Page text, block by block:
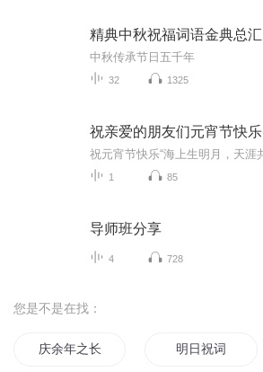
精典中秋祝福词语金典总汇
中秋传承节日五千年
32 1325
祝亲爱的朋友们元宵节快乐
1 85
导师班分享
4 728
您是不是在找：
庆余年之长歌行 明日祝词